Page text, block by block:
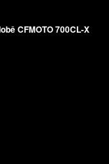
CFMOTO 700CL-X